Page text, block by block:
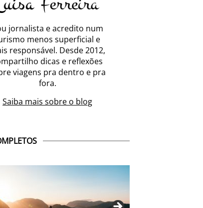
jornalista e acredito num
menos superficial e
responsável. Desde 2012,
dicas e reflexões
viagens pra dentro e pra
fora.
Saiba mais sobre o blog